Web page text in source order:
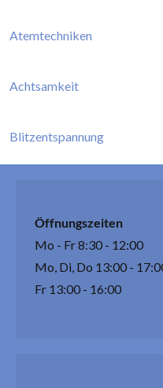
Atemtechniken
Achtsamkeit
Blitzentspannung
Öffnungszeiten
Mo - Fr 8:30 - 12:00
Mo, Di, Do 13:00 -
Fr 13:00 - 16:00